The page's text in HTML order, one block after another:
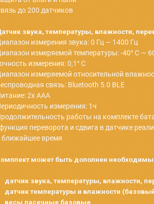
К комплекту можно докупить любое
Блок управления
Работает в Wi-Fi 2,4 & 5 Ггц
Поддерживает LTE 4G
Радиус дальности сбора
Автономная работа 24/7
Встроенный аккумулятор большой
Возможность подключения к
Защита от влаги и пыли
Связь до 200 датчиков
Датчик звука, температуры,
Диапазон измеряемой
Точность измерения: 0,1° С